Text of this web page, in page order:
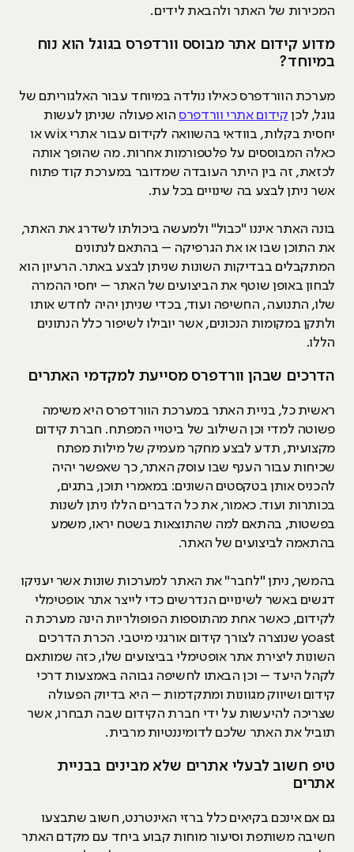
המכירות של האתר ולהבאת לידים.
מדוע קידום אתר מבוסס וורדפרס בגוגל הוא נוח
במיוחד?
מערכת הוורדפרס כאילו נולדה במיוחד עבור האלגוריתם של
גוגל, לכן קידום אתרי וורדפרס הוא פעולה שניתן לעשות
יחסית בקלות, בוודאי בהשוואה לקידום עבור אתרי wix או
כאלה המבוססים על פלטפורמות אחרות. מה שהופך אותה
לכזאת, זה בין היתר העובדה שמדובר במערכת קוד פתוח
אשר ניתן לבצע בה שינויים בכל עת.
בונה האתר איננו "כבול" ולמעשה ביכולתו לשדרג את האתר,
את התוכן שבו או את הגרפיקה – בהתאם לנתונים
המתקבלים בבדיקות השונות שניתן לבצע באתר. הרעיון הוא
לבחון באופן שוטף את הביצועים של האתר – יחסי ההמרה
שלו, התנועה, החשיפה ועוד, בכדי שניתן יהיה לחדש אותו
ולתקן במקומות הנכונים, אשר יובילו לשיפור כלל הנתונים
הללו.
הדרכים שבהן וורדפרס מסייעת למקדמי האתרים
ראשית כל, בניית האתר במערכת הוורדפרס היא משימה
פשוטה למדי וכן השילוב של ביטויי המפתח. חברת קידום
מקצועית, תדע לבצע מחקר מעמיק של מילות מפתח
שכיחות עבור הענף שבו עוסק האתר, כך שאפשר יהיה
להכניס אותן בטקסטים השונים: במאמרי תוכן, בתגים,
בכותרות ועוד. כאמור, את כל הדברים הללו ניתן לשנות
בפשטות, בהתאם למה שהתוצאות בשטח יראו, משמע
בהתאמה לביצועים של האתר.
בהמשך, ניתן "לחבר" את האתר למערכות שונות אשר יעניקו
דגשים באשר לשינויים הנדרשים כדי לייצר אתר אופטימלי
לקידום, כאשר אחת מהתוספות הפופולריות הינה מערכת ה
yoast שנוצרה לצורך קידום אורגני מיטבי. הכרת הדרכים
השונות ליצירת אתר אופטימלי בביצועים שלו, כזה שמותאם
לקהל היעד – וכן הבאתו לחשיפה גבוהה באמצעות דרכי
קידום ושיווק מגוונות ומתקדמות – היא בדיוק הפעולה
שצריכה להיעשות על ידי חברת הקידום שבה תבחרו, אשר
תוביל את האתר שלכם לדומיננטיות מרבית.
טיפ חשוב לבעלי אתרים שלא מבינים בבניית
אתרים
גם אם אינכם בקיאים כלל ברזי האינטרנט, חשוב שתבצעו
חשיבה משותפת וסיעור מוחות קבוע ביחד עם מקדם האתר